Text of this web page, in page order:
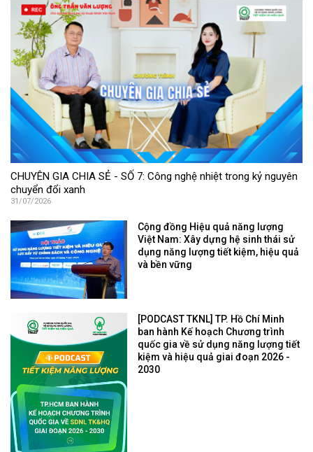
CHUYÊN GIA CHIA SẺ - SỐ 7: Công nghệ nhiệt trong kỷ nguyên
chuyển đổi xanh
31/07/2026
Cộng đồng Hiệu quả năng lượng
Việt Nam: Xây dựng hệ sinh thái sử
dụng năng lượng tiết kiệm, hiệu quả
và bền vững
[PODCAST TKNL] TP. Hồ Chí Minh
ban hành Kế hoạch Chương trình
quốc gia về sử dụng năng lượng tiết
kiệm và hiệu quả giai đoạn 2026 -
2030